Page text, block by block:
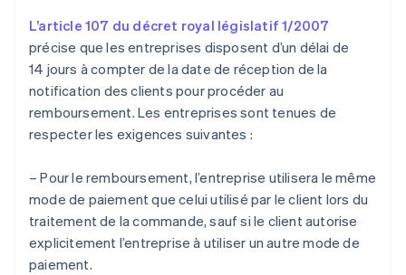
L’article 107 du décret royal législatif 1/2007
précise que les entreprises disposent d’un délai de
14 jours à compter de la date de réception de la
notification des clients pour procéder au
remboursement. Les entreprises sont tenues de
respecter les exigences suivantes :
– Pour le remboursement, l’entreprise utilisera le même
mode de paiement que celui utilisé par le client lors du
traitement de la commande, sauf si le client autorise
explicitement l’entreprise à utiliser un autre mode de
paiement.